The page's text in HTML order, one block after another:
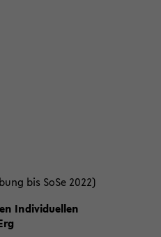
bis SoSe 2022)
Individuellen